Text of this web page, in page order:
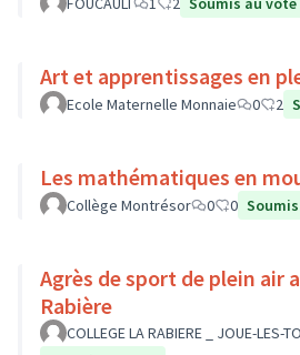
Art et apprentissages en
Ecole Maternelle Monnaie 0 2
Les mathématiques en
Collège Montrésor 0 0
Agrès de sport de plein air
Rabière
COLLEGE LA RABIERE _ JOUE-LES-